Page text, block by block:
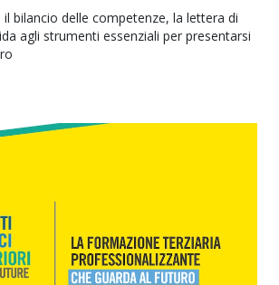
bilancio delle competenze, la lettera di
agli strumenti essenziali per presentarsi